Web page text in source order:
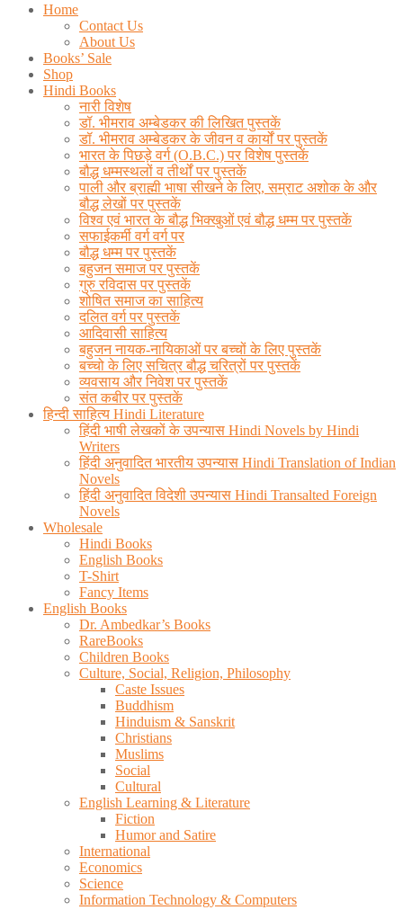
Home
Contact Us
About Us
Books’ Sale
Shop
Hindi Books
नारी विशेष
डॉ. भीमराव अम्बेडकर की लिखित पुस्तकें
डॉ. भीमराव अम्बेडकर के जीवन व कार्यों पर पुस्तकें
भारत के पिछड़े वर्ग (O.B.C.) पर विशेष पुस्तकें
बौद्ध धम्मस्थलों व तीर्थों पर पुस्तकें
पाली और ब्राह्मी भाषा सीखने के लिए, सम्राट अशोक के और
बौद्ध लेखों पर पुस्तकें
विश्व एवं भारत के बौद्ध भिक्खुओं एवं बौद्ध धम्म पर पुस्तकें
सफाईकर्मी वर्ग वर्ग पर
बौद्ध धम्म पर पुस्तकें
बहुजन समाज पर पुस्तकें
गुरु रविदास पर पुस्तकें
शोषित समाज का साहित्य
दलित वर्ग पर पुस्तकें
आदिवासी साहित्य
बहुजन नायक-नायिकाओं पर बच्चों के लिए पुस्तकें
बच्चो के लिए सचित्र बौद्ध चरित्रों पर पुस्तकें
व्यवसाय और निवेश पर पुस्तकें
संत कबीर पर पुस्तकें
हिन्दी साहित्य Hindi Literature
हिंदी भाषी लेखकों के उपन्यास Hindi Novels by Hindi
Writers
हिंदी अनुवादित भारतीय उपन्यास Hindi Translation of Indian
Novels
हिंदी अनुवादित विदेशी उपन्यास Hindi Transalted Foreign
Novels
Wholesale
Hindi Books
English Books
T-Shirt
Fancy Items
English Books
Dr. Ambedkar’s Books
RareBooks
Children Books
Culture, Social, Religion, Philosophy
Caste Issues
Buddhism
Hinduism & Sanskrit
Christians
Muslims
Social
Cultural
English Learning & Literature
Fiction
Humor and Satire
International
Economics
Science
Information Technology & Computers